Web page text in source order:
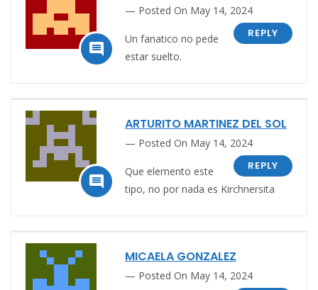

Posted On May 14, 2024
REPLY
Un fanatico no pede
estar suelto.

ARTURITO MARTINEZ DEL SOL
Posted On May 14, 2024
REPLY
Que elemento este
tipo, no por nada es Kirchnersita
MICAELA GONZALEZ
Posted On May 14, 2024